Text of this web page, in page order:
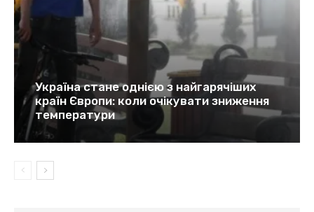
Україна стане однією з найгарячіших
країн Європи: коли очікувати зниження
температури